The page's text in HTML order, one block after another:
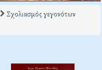
Σχολιασμός γεγονότων